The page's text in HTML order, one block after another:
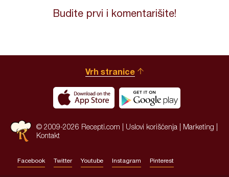
Budite prvi i komentarišite!
Vrh stranice
© 2009-2026 Recepti.com | Uslovi korišćenja Marketing
Kontakt
Facebook Twitter Youtube Instagram Pinterest